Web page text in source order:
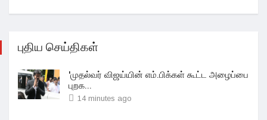
புதிய செய்திகள்
'முதல்வர் விஜய்யின் எம்.பிக்கள் கூட்ட அழைப்பை
புறக...
14 minutes ago